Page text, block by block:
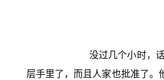
没过几个小时，
层手里了，而且人家也批准了